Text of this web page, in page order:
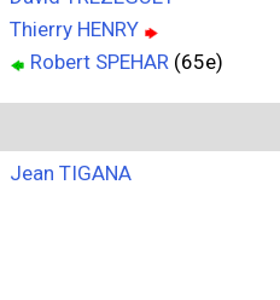
Thierry HENRY
Robert SPEHAR (65e)
Jean TIGANA